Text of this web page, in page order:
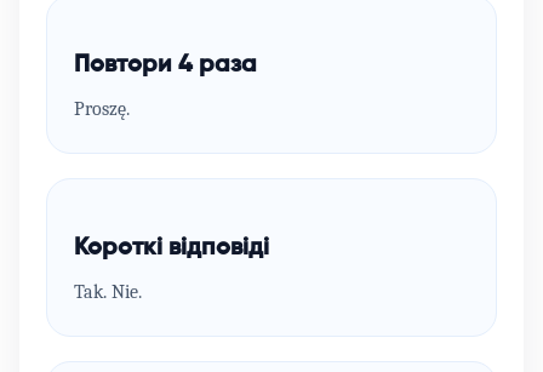
Повтори 4 раза
Proszę.
Короткі відповіді
Tak. Nie.